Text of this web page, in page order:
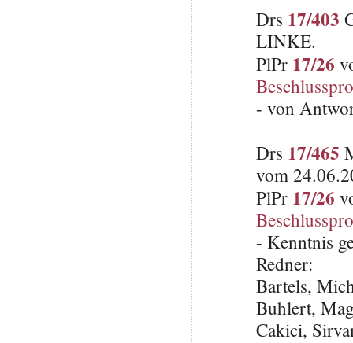
Drs 17/403
LINKE.
PlPr 17/26
- von
Drs 17/465
vom
PlPr 17/26
- Kenntnis
Redner:
Bartels,
Buhlert,
Cakici,